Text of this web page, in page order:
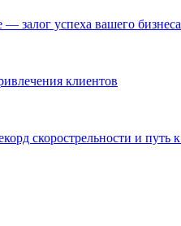
залог успеха вашего бизнеса
клиентов
скорострельности и путь